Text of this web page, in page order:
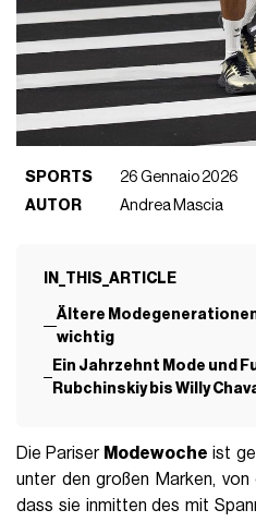
SPORTS
26 Gennaio 2026
AUTOR
Andrea Mascia
IN_THIS_ARTICLE
Ältere
wichtig
Ein Jahrzehnt Mode und
Rubchinskiy bis Willy
Die Pariser Modewoche ist
unter den großen Marken,
dass sie inmitten des mit